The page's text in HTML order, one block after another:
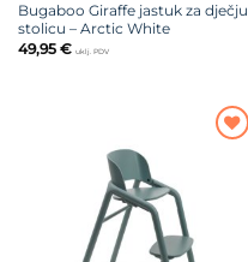
Bugaboo Giraffe jastuk za dječju
stolicu – Arctic White
49,95 € uklj. PDV